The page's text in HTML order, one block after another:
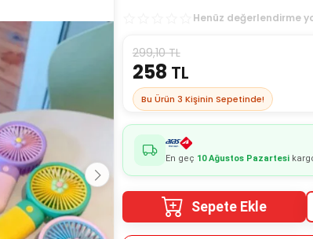
Henüz değerlendirme
299,10 TL
258 TL
Bu Ürün 3 Kişinin Sepetinde!
En geç 10 Ağustos Pazartesi
Sepete Ekle